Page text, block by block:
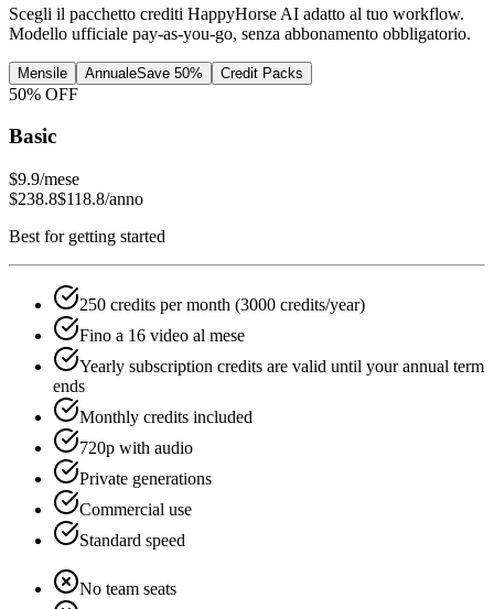
Scegli il pacchetto crediti HappyHorse AI adatto al tuo workflow.
Modello ufficiale pay-as-you-go, senza abbonamento obbligatorio.
Mensile AnnualeSave 50% Credit Packs
50% OFF
Basic
$9.9/mese
$238.8$118.8/anno
Best for getting started
250 credits per month (3000 credits/year)
Fino a 16 video al mese
Yearly subscription credits are valid until your annual term
ends
Monthly credits included
720p with audio
Private generations
Commercial use
Standard speed
No team seats